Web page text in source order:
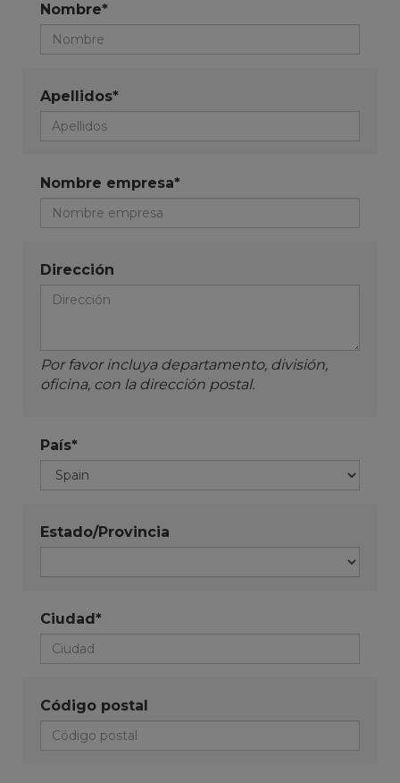
Nombre*
Apellidos*
Nombre empresa*
Dirección
Por favor incluya departamento, división,
oficina, con la dirección postal.
País*
Estado/Provincia
Ciudad*
Código postal